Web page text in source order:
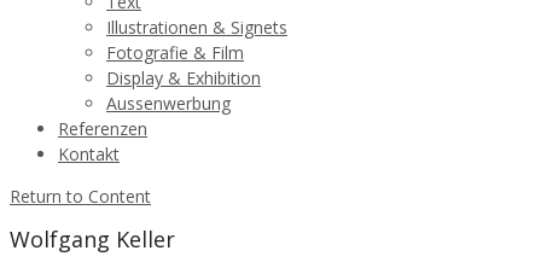
Illustrationen & Signets
Fotografie & Film
Display & Exhibition
Aussenwerbung
Referenzen
Kontakt
Return to Content
Wolfgang Keller